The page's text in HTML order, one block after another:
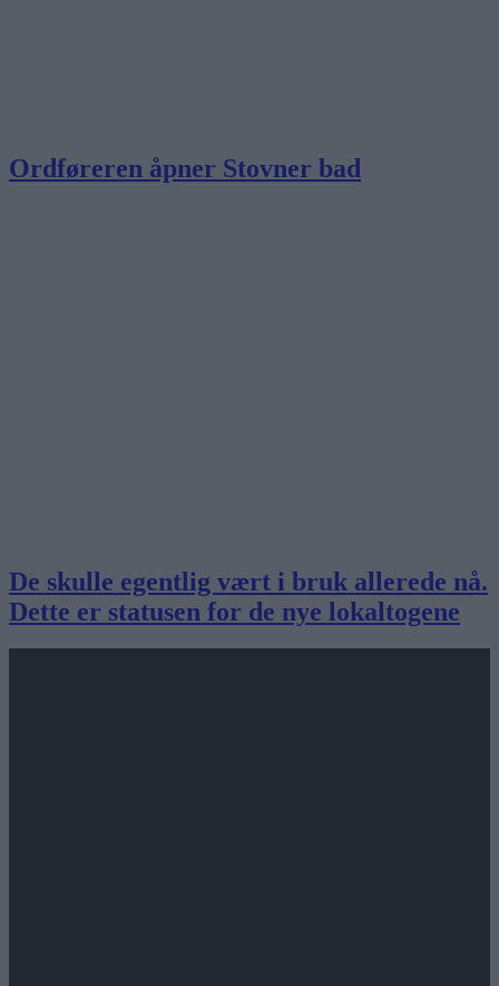
Ordføreren åpner Stovner bad
De skulle egentlig vært i bruk allerede nå.
Dette er statusen for de nye lokaltogene